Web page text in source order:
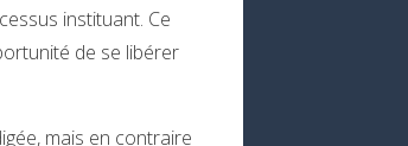
instituant. Ce
de se libérer
mais en contraire